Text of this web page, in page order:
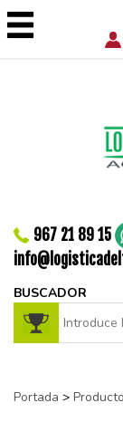
967 21 89 15
BUSCADOR
Portada >